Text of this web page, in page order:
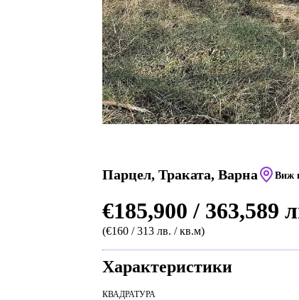
Парцел, Траката, Варна Виж
€185,900 / 363,589
(€160 / 313 лв. / кв.м)
Характеристики
КВАДРАТУРА